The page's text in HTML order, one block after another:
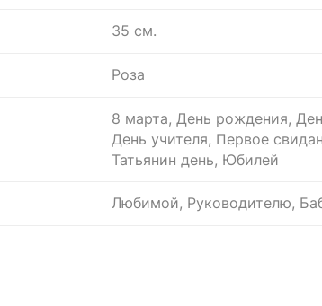
35 см.
Роза
8 марта, День рождения,
День учителя, Первое
Татьянин день, Юбилей
Любимой, Руководителю,